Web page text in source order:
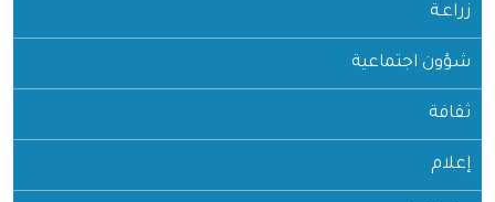
زراعـة
شؤون اجتماعية
ثقافة
إعلام